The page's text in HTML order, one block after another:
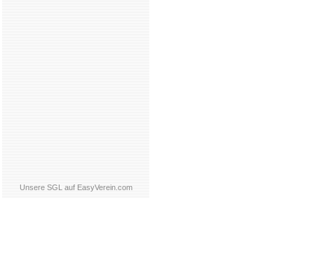
Unsere SGL auf EasyVerein.com